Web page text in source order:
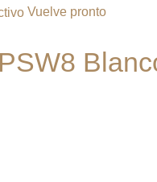
Vuelve pronto